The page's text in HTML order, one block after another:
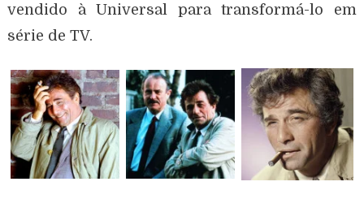
vendido à Universal para transformá-lo em
série de TV.